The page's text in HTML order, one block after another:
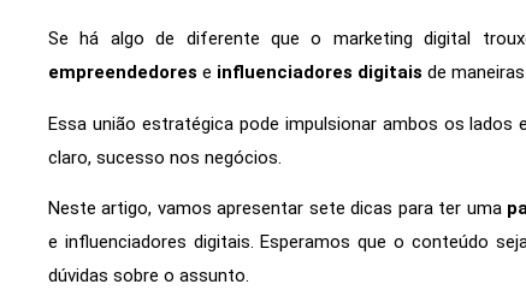
Se há algo de diferente que o marketing digital
empreendedores e influenciadores digitais de
Essa união estratégica pode impulsionar ambos os lados
claro, sucesso nos negócios.
Neste artigo, vamos apresentar sete dicas para ter uma
e influenciadores digitais. Esperamos que o conteúdo
dúvidas sobre o assunto.